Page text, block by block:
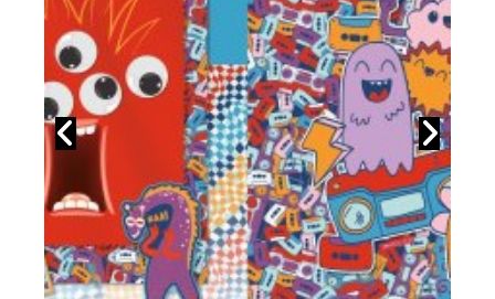
+++ 最新レポートまたはアーカ
イブ・レポートから、300ページ
までのアートワークを自由にダ
ウンロードできます。
+++ ベクター編集可能なAI/EPS
ファイルとしてすべてのファイ
ルをダウンロードできます。…